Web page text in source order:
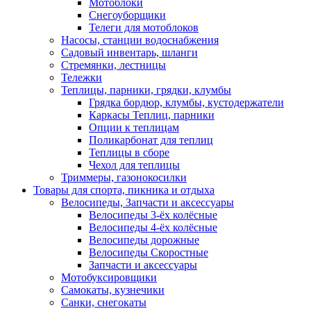
Мотоблоки
Снегоуборщики
Телеги для мотоблоков
Насосы, станции водоснабжения
Садовый инвентарь, шланги
Стремянки, лестницы
Тележки
Теплицы, парники, грядки, клумбы
Грядка бордюр, клумбы, кустодержатели
Каркасы Теплиц, парники
Опции к теплицам
Поликарбонат для теплиц
Теплицы в сборе
Чехол для теплицы
Триммеры, газонокосилки
Товары для спорта, пикника и отдыха
Велосипеды, Запчасти и аксессуары
Велосипеды 3-ёх колёсные
Велосипеды 4-ёх колёсные
Велосипеды дорожные
Велосипеды Скоростные
Запчасти и аксессуары
Мотобуксировщики
Самокаты, кузнечики
Санки, снегокаты